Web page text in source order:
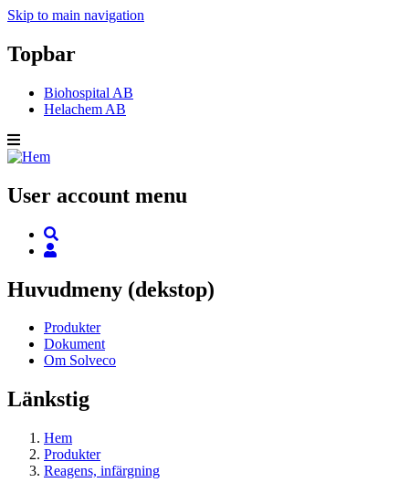
Skip to main navigation
Topbar
Biohospital AB
Helachem AB
User account menu
Huvudmeny (dekstop)
Produkter
Dokument
Om Solveco
Länkstig
Hem
Produkter
Reagens, infärgning